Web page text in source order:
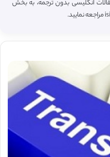
انگلیسی بدون ترجمه، به بخش